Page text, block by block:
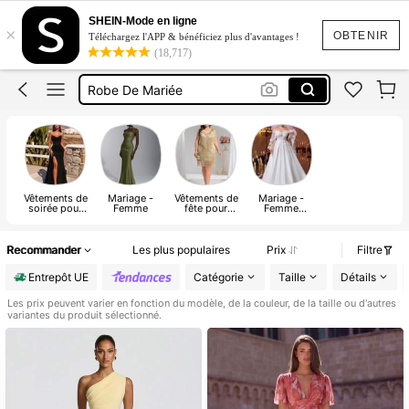
OBTENIR
×
SHEIN-Mode en ligne
Téléchargez l'APP & bénéficiez plus d'avantages !
(18,717)
Robe De Soirée
Robe Mariage
Robe De Mariée
Robe Mariage Invite
Robe De Soirée
Vêtements de
soirée pour
Mariage -
Femme
Vêtements de
fête pour
Mariage -
Femme
Recommander Les plus populaires Prix
Filtre
Entrepôt UE
Catégorie Taille Détails
Les prix peuvent varier en fonction du modèle, de la couleur, de la taille ou d'autres
variantes du produit sélectionné.